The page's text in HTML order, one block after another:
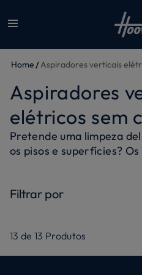
Home Aspiradores verticais
Aspiradores
elétricos sem
Pretende uma limpeza
os pisos e superfícies?
Também têm autonomia
Hoover têm um design
conseguem alcançar os
Filtrar por
13 de 13 Produtos